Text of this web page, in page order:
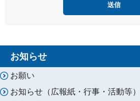
お知らせ
お願い
お知らせ（広報紙・行事・活動等）